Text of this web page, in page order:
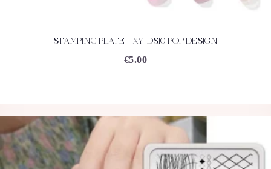
ACHETEZ DÉTAILS
STAMPING PLATE – XY-DS10 POP DESIGN
€5.00